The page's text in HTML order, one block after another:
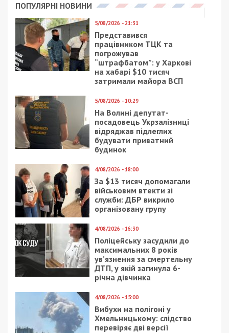
ПОПУЛЯРНІ НОВИНИ
5/08/2026 - 21:31
Представився
працівником ТЦК та
погрожував
“штрафбатом”: у Харкові
на хабарі $10 тисяч
затримали майора ВСП
5/08/2026 - 10:29
На Волині депутат-
посадовець Укрзалізниці
відряджав підлеглих
будувати приватний
будинок
4/08/2026 - 18:00
За $13 тисяч допомагали
військовим втекти зі
служби: ДБР викрило
організовану групу
4/08/2026 - 16:30
Поліцейську засудили до
максимальних 8 років
ув’язнення за смертельну
ДТП, у якій загинула 6-
річна дівчинка
4/08/2026 - 15:00
Вибухи на полігоні у
Хмельницькому: слідство
перевіряє дві версії